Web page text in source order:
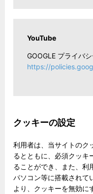
YouTube
GOOGLE プライバ
https://
クッキーの設定
利用者は、当サイトのク
るとともに、必須クッキ
ることができ、また、利
パソコン等に搭載されて
より、クッキーを無効に